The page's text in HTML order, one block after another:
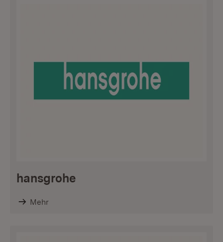
hansgrohe
Mehr